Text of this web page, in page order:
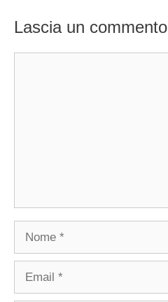
Lascia un commento
Nome
Email